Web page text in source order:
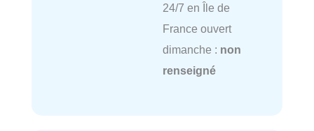
24/7 en Île de
France ouvert
dimanche : non
renseigné